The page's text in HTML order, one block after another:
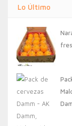
Lo Último